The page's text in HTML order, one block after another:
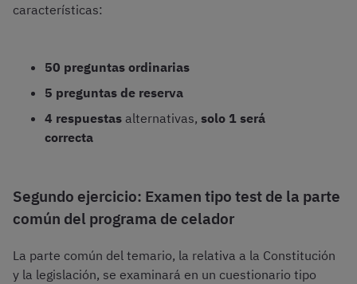
características:
50 preguntas ordinarias
5 preguntas de reserva
4 respuestas alternativas, solo 1 será
correcta
Segundo ejercicio: Examen tipo test de la parte
común del programa de celador
La parte común del temario, la relativa a la Constitución
y la legislación, se examinará en un cuestionario tipo